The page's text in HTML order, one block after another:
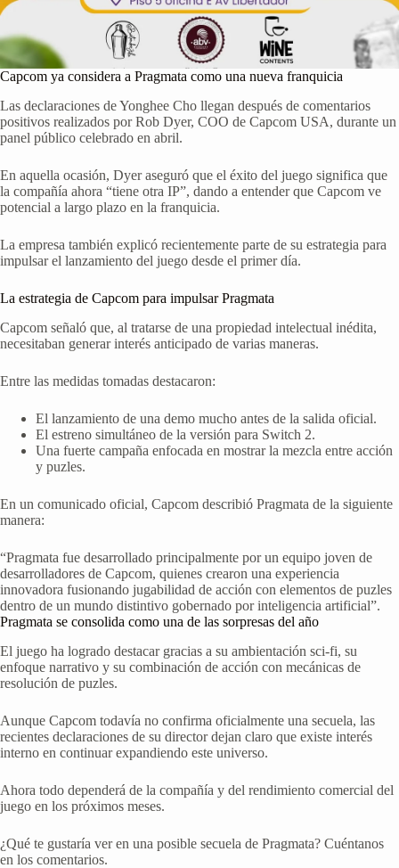
Capcom ya considera a Pragmata como una nueva franquicia
Las declaraciones de Yonghee Cho llegan después de comentarios
positivos realizados por Rob Dyer, COO de Capcom USA, durante un
panel público celebrado en abril.
En aquella ocasión, Dyer aseguró que el éxito del juego significa que
la compañía ahora “tiene otra IP”, dando a entender que Capcom ve
potencial a largo plazo en la franquicia.
La empresa también explicó recientemente parte de su estrategia para
impulsar el lanzamiento del juego desde el primer día.
La estrategia de Capcom para impulsar Pragmata
Capcom señaló que, al tratarse de una propiedad intelectual inédita,
necesitaban generar interés anticipado de varias maneras.
Entre las medidas tomadas destacaron:
El lanzamiento de una demo mucho antes de la salida oficial.
El estreno simultáneo de la versión para Switch 2.
Una fuerte campaña enfocada en mostrar la mezcla entre acción
y puzles.
En un comunicado oficial, Capcom describió Pragmata de la siguiente
manera:
“Pragmata fue desarrollado principalmente por un equipo joven de
desarrolladores de Capcom, quienes crearon una experiencia
innovadora fusionando jugabilidad de acción con elementos de puzles
dentro de un mundo distintivo gobernado por inteligencia artificial”.
Pragmata se consolida como una de las sorpresas del año
El juego ha logrado destacar gracias a su ambientación sci-fi, su
enfoque narrativo y su combinación de acción con mecánicas de
resolución de puzles.
Aunque Capcom todavía no confirma oficialmente una secuela, las
recientes declaraciones de su director dejan claro que existe interés
interno en continuar expandiendo este universo.
Ahora todo dependerá de la compañía y del rendimiento comercial del
juego en los próximos meses.
¿Qué te gustaría ver en una posible secuela de Pragmata? Cuéntanos
en los comentarios.